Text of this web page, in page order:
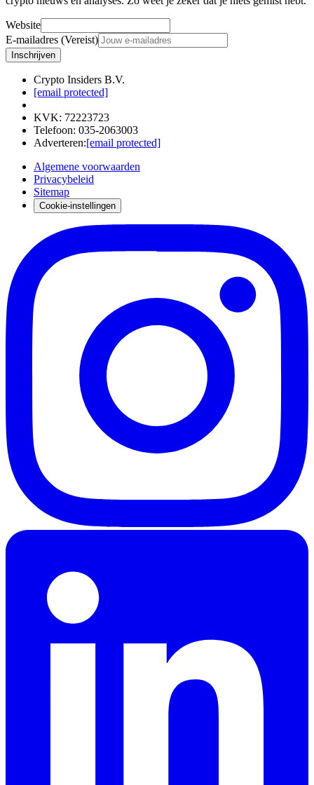
Website
E-mailadres (Vereist)
Inschrijven
Crypto Insiders B.V.
[email protected]
KVK: 72223723
Telefoon: 035-2063003
Adverteren:[email protected]
Algemene voorwaarden
Privacybeleid
Sitemap
Cookie-instellingen